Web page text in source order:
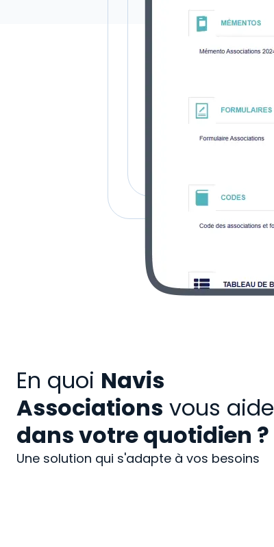
En quoi Navis
Associations vous aide
dans votre quotidien ?
Une solution qui s'adapte à vos besoins